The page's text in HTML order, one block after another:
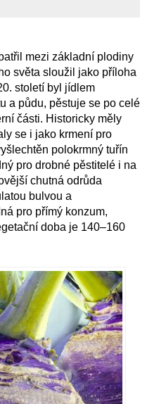
mezi základní plodiny
světa sloužil jako příloha
století byl jídlem
a půdu, pěstuje se po celé
části. Historicky měly
se i jako krmení pro
polokrmný tuřín
pro drobné pěstitelé i na
chutná odrůda
bulvou a
pro přímý konzum,
doba je 140–160